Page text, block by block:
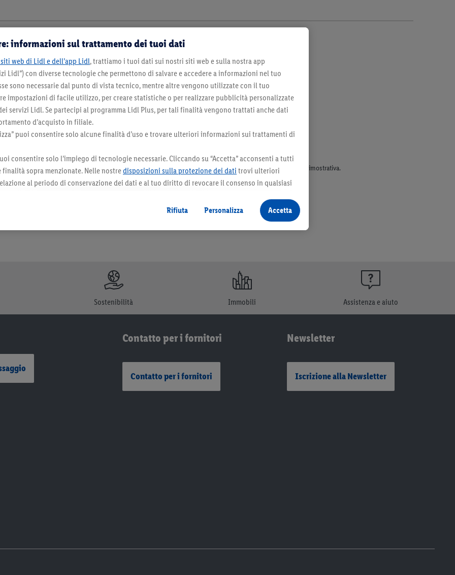
I prodotti qui reclamizzati, soprattutto quelli non-food, non fanno sempre parte dell’assortimento. Ill. dimostrativa.
Sostenibilità Immobili Assistenza e aiuto
Contatto per i fornitori
Contatto per i fornitori
Newsletter
Iscrizione alla Newsletter
informazioni sul trattamento dei tuoi dati
web di Lidl e dell’app Lidl, trattiamo i tuoi dati sui nostri siti web e sulla nostra app
Lidl”) con diverse tecnologie che permettono di salvare e accedere a informazioni nel tuo
sono necessarie dal punto di vista tecnico, mentre altre vengono utilizzate con il tuo
impostazioni di facile utilizzo, per creare statistiche o per realizzare pubblicità personalizzate
servizi Lidl. Se partecipi al programma Lidl Plus, per tali finalità vengono trattati anche dati
d’acquisto in filiale.
puoi consentire solo alcune finalità d’uso e trovare ulteriori informazioni sui trattamenti di
consentire solo l’impiego di tecnologie necessarie. Cliccando su “Accetta” acconsenti a tutti
sopra menzionate. Nelle nostredisposizioni sulla protezione dei dati trovi ulteriori
al periodo di conservazione dei dati e al tuo diritto di revocare il consenso in qualsiasi
Rifiuta
Personalizza Accetta